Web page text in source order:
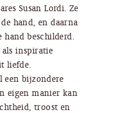
Susan Lordi. Ze
hand, en daarna
hand beschilderd.
inspiratie
liefde.
een bijzondere
eigen manier kan
troost en